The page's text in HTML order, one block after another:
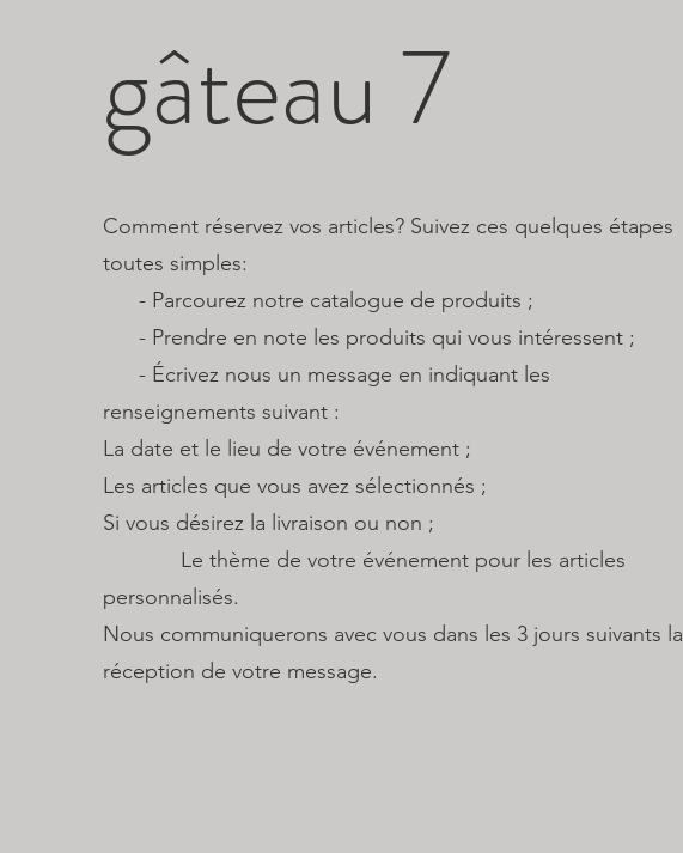
gâteau 7
Comment réservez vos articles? Suivez ces quelques étapes
toutes simples:
​ - Parcourez notre catalogue de produits ;
- Prendre en note les produits qui vous intéressent ;
- Écrivez nous un message en indiquant les
renseignements suivant :
La date et le lieu de votre événement ;
Les articles que vous avez sélectionnés ;
Si vous désirez la livraison ou non ;
Le thème de votre événement pour les articles
personnalisés.
Nous communiquerons avec vous dans les 3 jours suivants la
réception de votre message.​